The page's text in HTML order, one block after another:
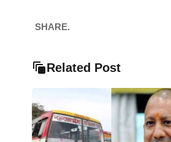
SHARE.
Related Post